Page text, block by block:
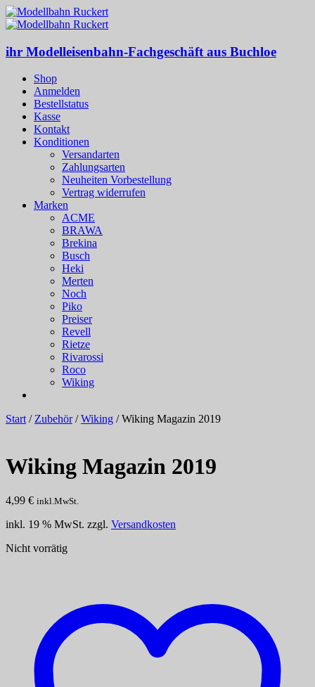
ihr Modelleisenbahn-Fachgeschäft aus Buchloe
Shop
Anmelden
Bestellstatus
Kasse
Kontakt
Konditionen
Versandarten
Zahlungsarten
Neuheiten Vorbestellung
Vertrag widerrufen
Marken
ACME
BRAWA
Brekina
Busch
Heki
Merten
Noch
Piko
Preiser
Revell
Rietze
Rivarossi
Roco
Wiking
Start/Zubehör/Wiking / Wiking Magazin 2019
Wiking Magazin 2019
4,99 € inkl.MwSt.
inkl. 19 % MwSt. zzgl. Versandkosten
Nicht vorrätig